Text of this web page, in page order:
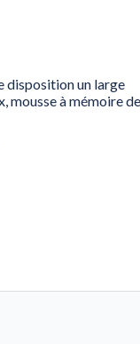
disposition un large
mousse à mémoire de